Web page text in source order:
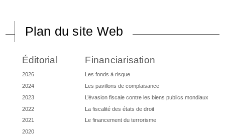
Plan du site Web
Éditorial
2026
2024
2023
2022
2021
2020
Financiarisation
Les fonds à risque
Les pavillons de complaisance
L’évasion fiscale contre les biens publics mondiaux
La fiscalité des états de droit
Le financement du terrorisme